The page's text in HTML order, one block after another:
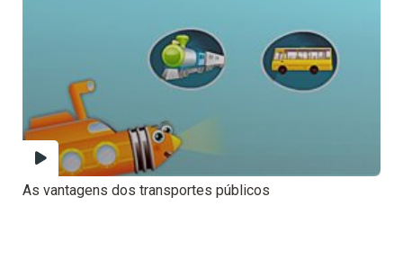
As vantagens dos transportes públicos